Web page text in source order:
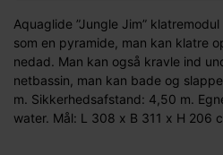
Aquaglide ”Jungle Jim”
som en pyramide, man kan klatre
nedad. Man kan også kravle ind
netbassin, man kan bade og
m. Sikkerhedsafstand: 4,50 m.
water. Mål: L 308 x B 311 x H 206